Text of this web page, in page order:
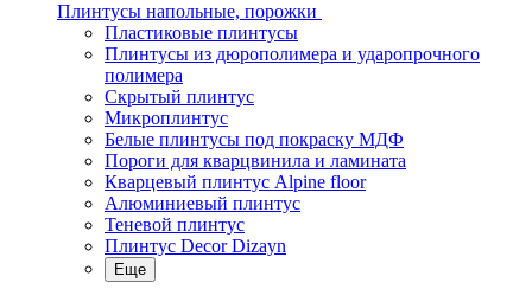
Плинтусы напольные, порожки
Пластиковые плинтусы
Плинтусы из дюрополимера и ударопрочного
полимера
Скрытый плинтус
Микроплинтус
Белые плинтусы под покраску МДФ
Пороги для кварцвинила и ламината
Кварцевый плинтус Alpine floor
Алюминиевый плинтус
Теневой плинтус
Плинтус Decor Dizayn
Еще